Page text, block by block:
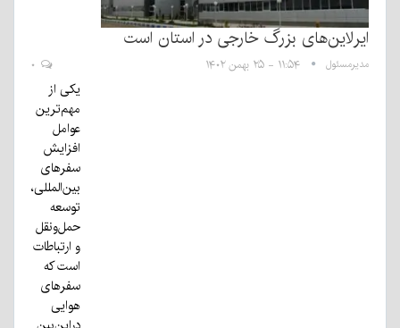
ایرلاین‌های بزرگ خارجی در استان است
مدیرمسئول ۱۱:۵۴ - ۲۵ بهمن ۱۴۰۲
یکی از
مهم‌ترین
عوامل
افزایش
سفرهای
بین‌المللی،
توسعه
حمل‌ونقل
و ارتباطات
است که
سفرهای
هوایی